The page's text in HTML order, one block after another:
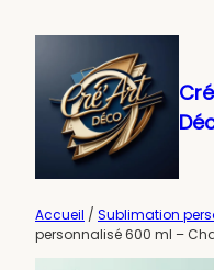
contenu
Accueil / Sublimation
personnalisé 600 ml –